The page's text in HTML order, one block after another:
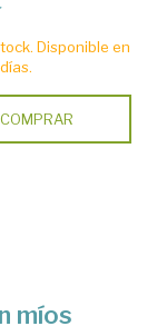
Disponible en
COMPRAR
míos